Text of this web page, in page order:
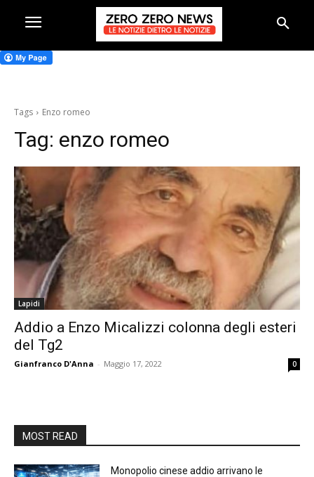
Tags Enzo romeo
Tag: enzo romeo
Lapidi
Addio a Enzo Micalizzi colonna degli esteri
del Tg2
Gianfranco D'Anna - Maggio 17, 2022 0
MOST READ
Monopolio cinese addio arrivano le